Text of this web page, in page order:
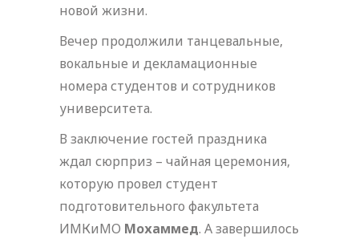
новой жизни.
Вечер продолжили танцевальные,
вокальные и декламационные
номера студентов и сотрудников
университета.
В заключение гостей праздника
ждал сюрприз – чайная церемония,
которую провел студент
подготовительного факультета
ИМКиМО Мохаммед. А завершилось